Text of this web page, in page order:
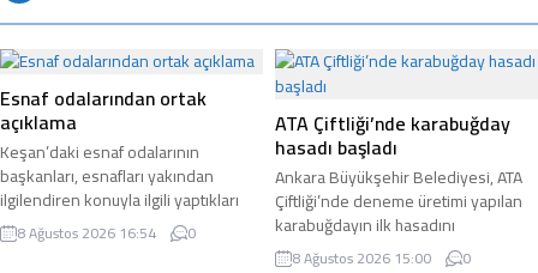
Esnaf odalarından ortak
açıklama
Keşan’daki esnaf odalarının
başkanları, esnafları yakından
ilgilendiren konuyla ilgili yaptıkları
ortak açıklamada, esnaf ve
sanatkârların artan maliyetler,
8 Ağustos 2026 16:54 0
ATA Çiftliği’nde karabuğday
hasadı başladı
Ankara Büyükşehir Belediyesi, ATA
Çiftliği’nde deneme üretimi yapılan
karabuğdayın ilk hasadını
gerçekleştirdi.
8 Ağustos 2026 15:00 0